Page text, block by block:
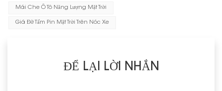
Mái Che Ô Tô Năng Lượng Mặt Trời
Giá Đỡ Tấm Pin Mặt Trời Trên Nóc Xe
ĐỂ LẠI LỜI NHẮN